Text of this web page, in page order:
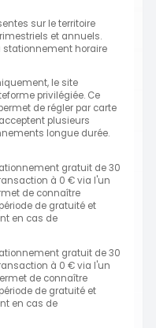
sur le territoire
et annuels.
stationnement horaire
le site
privilégiée. Ce
de régler par carte
plusieurs
longue durée.
gratuit de 30
à 0 € via l'un
de connaître
de gratuité et
en cas de
gratuit de 30
à 0 € via l'un
de connaître
de gratuité et
en cas de